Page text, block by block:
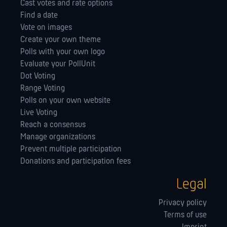
Cast votes and rate options
Find a date
Vote on images
Create your own theme
Polls with your own logo
Evaluate your PollUnit
Dot Voting
Range Voting
Polls on your own website
Live Voting
Reach a consensus
Manage orga­nizations
Prevent multiple participation
Donations and participation fees
Legal
Privacy policy
Terms of use